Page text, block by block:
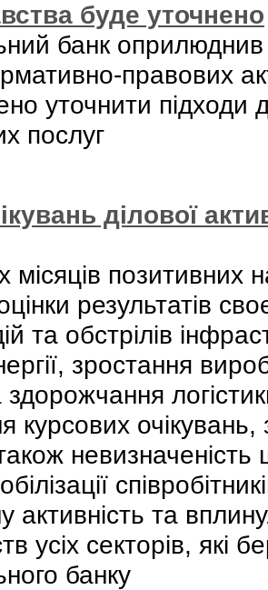
буде уточнено
банк
правових
уточнити підходи
послуг
ділової
місяців позитивних
результатів
та обстрілів
зростання
курсових
активність та
усіх секторів, які
банку